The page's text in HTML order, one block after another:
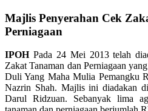
Majlis Penyerahan Cek
Perniagaan
IPOHPada 24 Mei 2013 telah
Zakat Tanaman dan Perniagaan
Duli Yang Maha Mulia Pemangku
Nazrin Shah. Majlis ini diadakan
Darul Ridzuan. Sebanyak lima